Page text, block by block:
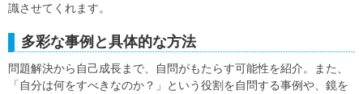
識させてくれます。
多彩な事例と具体的な方法
問題解決から自己成長まで、自問がもたらす可能性を紹介。また、
「自分は何をすべきなのか？」という役割を自問する事例や、鏡を